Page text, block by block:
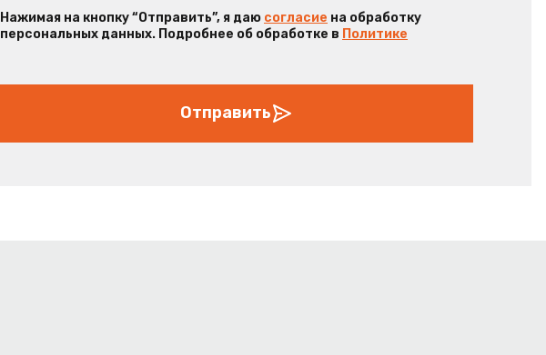
Нажимая на кнопку “Отправить”, я даю согласие на обработку
персональных данных. Подробнее об обработке в Политике
Отправить